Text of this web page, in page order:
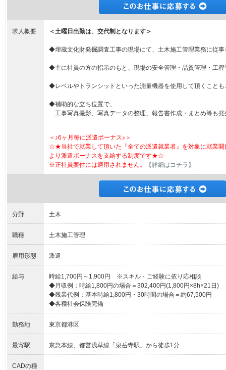
求人概要 ＜土曜日出勤は、交代制となります＞
◆埋蔵文化財発掘調査工事の現場にて、土木施工管理業務に従事
◆主に社員の方の指示のもと、現場の安全管理・品質管理・工
◆レベルやトランシットといった測量機器を使用して頂くことも
◆補助的な立ち位置で、
工事写真撮影、写真データの整理、報告書作成・まとめ等も
＜♪6ヶ月毎に派遣ボーナス♪＞
☆★当社で就業して頂いた『全ての派遣就業者』を対象に就業開
より派遣ボーナスを支給する制度です★☆
※正社員案件には適用されません。
【詳細はコチラ】
分野 土木
職種 土木施工管理
雇用形態 派遣
給与
時給1,700円～1,900円 ※スキル・ご経験に依り応相談
◆月収例：時給1,800円の場合＝302,400円(1,800円×8h×21日)
◆残業代例：基本時給1,800円・30時間の場合＝約67,500円
◆各種社会保険完備
勤務地 東京都港区
最寄駅 京急本線、都営浅草線「泉岳寺駅」から徒歩1分
CADの種